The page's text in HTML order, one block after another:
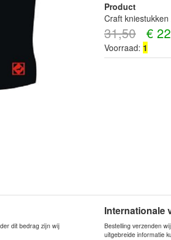
Product
Craft
31,50 €
Voorraad: 1
dit bedrag zijn wij
Internationale
Bestelling verzenden
uitgebreide informatie